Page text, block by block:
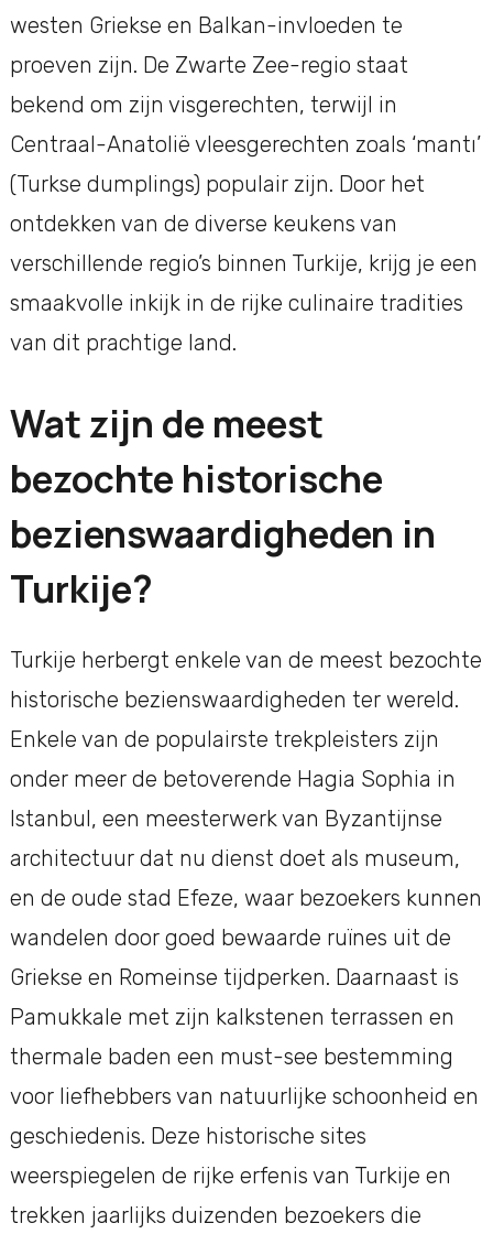
westen Griekse en Balkan-invloeden te
proeven zijn. De Zwarte Zee-regio staat
bekend om zijn visgerechten, terwijl in
Centraal-Anatolië vleesgerechten zoals ‘mantı’
(Turkse dumplings) populair zijn. Door het
ontdekken van de diverse keukens van
verschillende regio’s binnen Turkije, krijg je een
smaakvolle inkijk in de rijke culinaire tradities
van dit prachtige land.
Wat zijn de meest
bezochte historische
bezienswaardigheden in
Turkije?
Turkije herbergt enkele van de meest bezochte
historische bezienswaardigheden ter wereld.
Enkele van de populairste trekpleisters zijn
onder meer de betoverende Hagia Sophia in
Istanbul, een meesterwerk van Byzantijnse
architectuur dat nu dienst doet als museum,
en de oude stad Efeze, waar bezoekers kunnen
wandelen door goed bewaarde ruïnes uit de
Griekse en Romeinse tijdperken. Daarnaast is
Pamukkale met zijn kalkstenen terrassen en
thermale baden een must-see bestemming
voor liefhebbers van natuurlijke schoonheid en
geschiedenis. Deze historische sites
weerspiegelen de rijke erfenis van Turkije en
trekken jaarlijks duizenden bezoekers die